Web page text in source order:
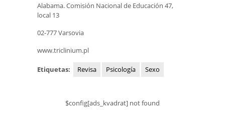
Alabama. Comisión Nacional de Educación 47,
local 13
02-777 Varsovia
www.triclinium.pl
Etiquetas: Revisa Psicología Sexo
$config[ads_kvadrat] not found